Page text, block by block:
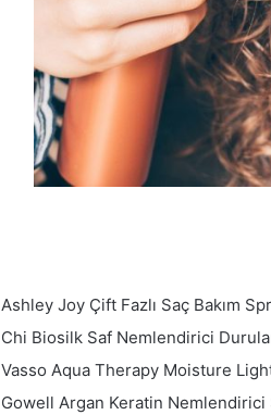
Ashley Joy Çift Fazlı Saç Bakım
Chi Biosilk Saf Nemlendirici
Vasso Aqua Therapy Moisture
Gowell Argan Keratin Nemlendirici